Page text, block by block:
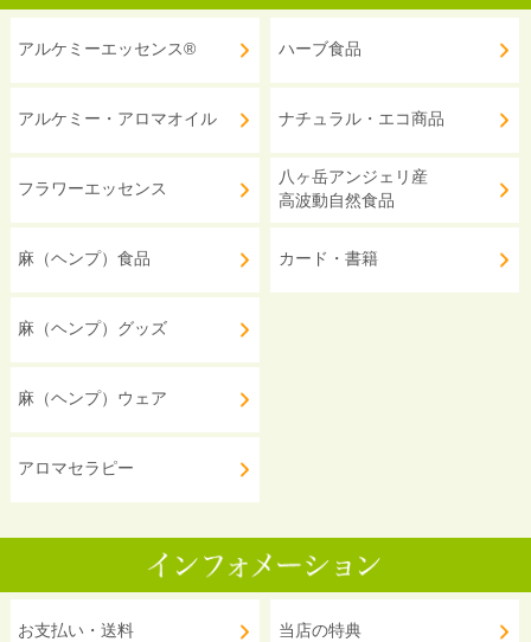
アルケミーエッセンス®
アルケミー・アロマオイル
フラワーエッセンス
麻（ヘンプ）食品
麻（ヘンプ）グッズ
麻（ヘンプ）ウェア
アロマセラピー
ハーブ食品
ナチュラル・エコ商品
八ヶ岳アンジェリ産
高波動自然食品
カード・書籍
お支払い・送料 当店の特典